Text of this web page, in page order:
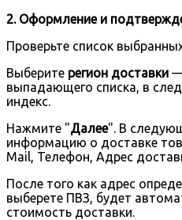
2. Оформление и
Проверьте список
Выберите регион доставки —
выпадающего списка, в
индекс.
Нажмите "Далее". В
информацию о доставке
Mail, Телефон, Адрес
После того как адрес
выберете ПВЗ, будет
стоимость доставки.